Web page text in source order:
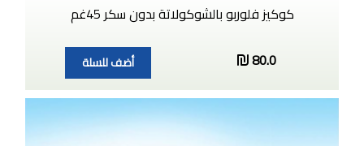
كوكيز فلوربو بالشوكولاتة بدون سكر 45غم
80.0
أضف للسلة